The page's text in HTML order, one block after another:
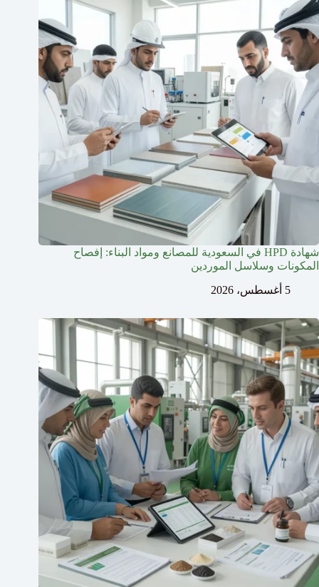
شهادة HPD في السعودية للمصانع ومواد البناء: إفصاح
المكونات وسلاسل الموردين
5 أغسطس، 2026